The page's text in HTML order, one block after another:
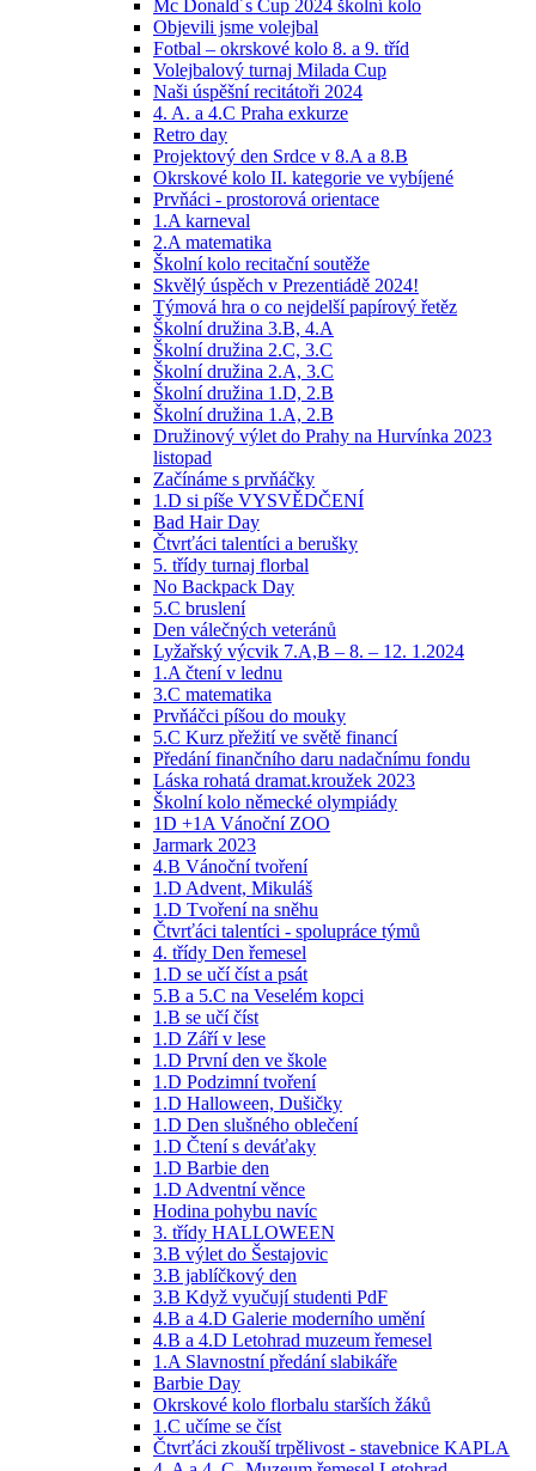
Mc Donald´s Cup 2024 školní kolo
Objevili jsme volejbal
Fotbal – okrskové kolo 8. a 9. tříd
Volejbalový turnaj Milada Cup
Naši úspěšní recitátoři 2024
4. A. a 4.C Praha exkurze
Retro day
Projektový den Srdce v 8.A a 8.B
Okrskové kolo II. kategorie ve vybíjené
Prvňáci - prostorová orientace
1.A karneval
2.A matematika
Školní kolo recitační soutěže
Skvělý úspěch v Prezentiádě 2024!
Týmová hra o co nejdelší papírový řetěz
Školní družina 3.B, 4.A
Školní družina 2.C, 3.C
Školní družina 2.A, 3.C
Školní družina 1.D, 2.B
Školní družina 1.A, 2.B
Družinový výlet do Prahy na Hurvínka 2023
listopad
Začínáme s prvňáčky
1.D si píše VYSVĚDČENÍ
Bad Hair Day
Čtvrťáci talentíci a berušky
5. třídy turnaj florbal
No Backpack Day
5.C bruslení
Den válečných veteránů
Lyžařský výcvik 7.A,B – 8. – 12. 1.2024
1.A čtení v lednu
3.C matematika
Prvňáčci píšou do mouky
5.C Kurz přežití ve světě financí
Předání finančního daru nadačnímu fondu
Láska rohatá dramat.kroužek 2023
Školní kolo německé olympiády
1D +1A Vánoční ZOO
Jarmark 2023
4.B Vánoční tvoření
1.D Advent, Mikuláš
1.D Tvoření na sněhu
Čtvrťáci talentíci - spolupráce týmů
4. třídy Den řemesel
1.D se učí číst a psát
5.B a 5.C na Veselém kopci
1.B se učí číst
1.D Září v lese
1.D První den ve škole
1.D Podzimní tvoření
1.D Halloween, Dušičky
1.D Den slušného oblečení
1.D Čtení s deváťaky
1.D Barbie den
1.D Adventní věnce
Hodina pohybu navíc
3. třídy HALLOWEEN
3.B výlet do Šestajovic
3.B jablíčkový den
3.B Když vyučují studenti PdF
4.B a 4.D Galerie moderního umění
4.B a 4.D Letohrad muzeum řemesel
1.A Slavnostní předání slabikáře
Barbie Day
Okrskové kolo florbalu starších žáků
1.C učíme se číst
Čtvrťáci zkouší trpělivost - stavebnice KAPLA